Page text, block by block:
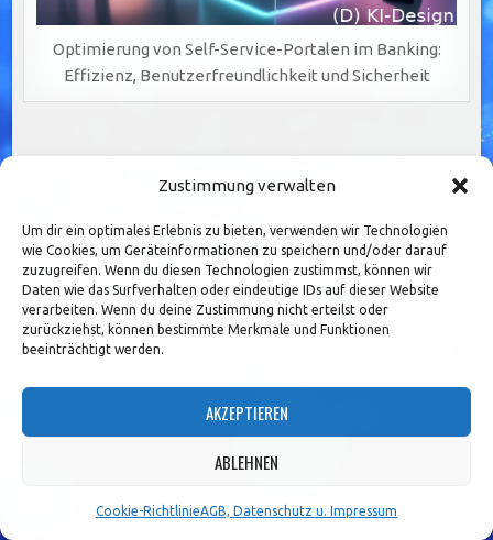
Zustimmung verwalten
Um dir ein optimales Erlebnis zu bieten, verwenden wir Technologien
wie Cookies, um Geräteinformationen zu speichern und/oder darauf
zuzugreifen. Wenn du diesen Technologien zustimmst, können wir
Daten wie das Surfverhalten oder eindeutige IDs auf dieser Website
verarbeiten. Wenn du deine Zustimmung nicht erteilst oder
zurückziehst, können bestimmte Merkmale und Funktionen
beeinträchtigt werden.
AKZEPTIEREN
ABLEHNEN
Cookie-RichtlinieAGB, Datenschutz u. Impressum
Optimierung von Self-Service-Portalen im Banking:
Effizienz, Benutzerfreundlichkeit und Sicherheit
Seitennummerierung
Beiträge
3 … 36 Older posts →
Search
for:
ARCHIV